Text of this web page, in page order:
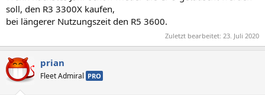
soll, den R3 3300X kaufen,
bei längerer Nutzungszeit den R5 3600.
Zuletzt bearbeitet: 23. Juli 2020
prian
Fleet Admiral PRO